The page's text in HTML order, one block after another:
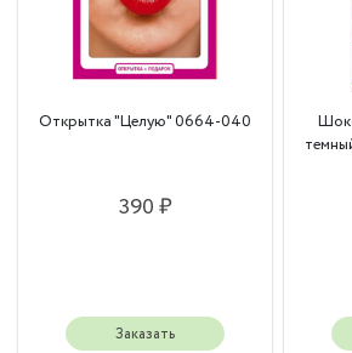
Открытка "Целую" 0664-040
390 ₽
Заказать